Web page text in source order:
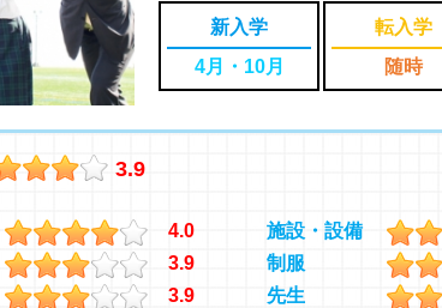
新入学
4月・10月
転入学
随時
3.9
4.0
3.9
3.9
施設・設備
制服
先生